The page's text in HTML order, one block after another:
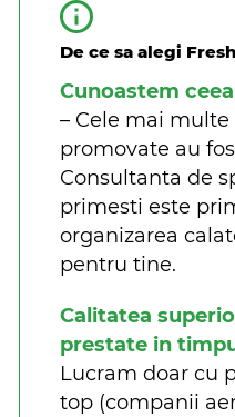
De ce sa alegi
Cunoastem
– Cele mai
promovate au
Consultanta de
primesti este
organizarea
pentru tine.
Calitatea
prestate in
Lucram doar cu
top (companii